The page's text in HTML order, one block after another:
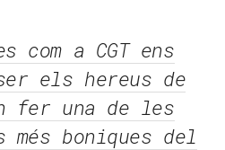
com a CGT ens
els hereus de
fer una de les
més boniques del